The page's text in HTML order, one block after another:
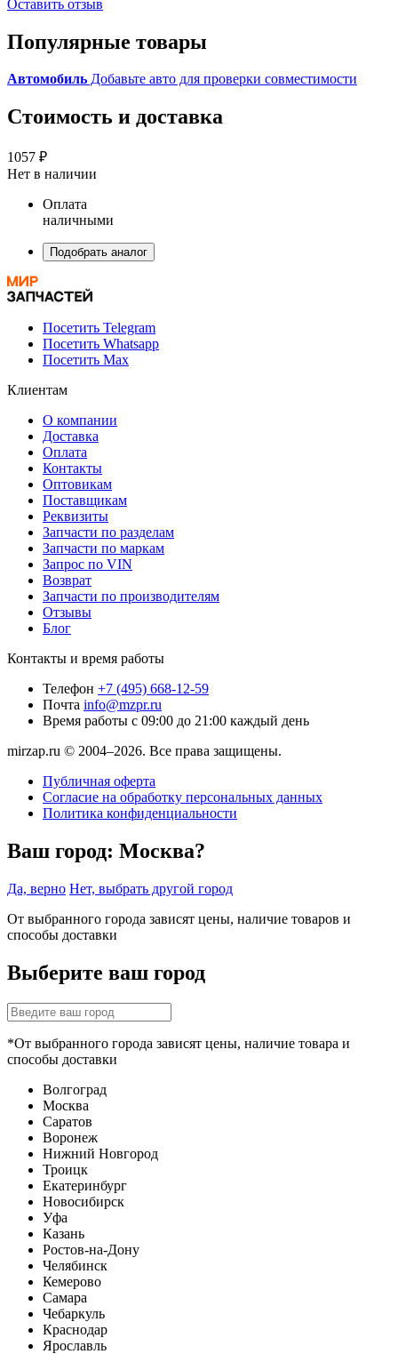
Оставить отзыв
Популярные товары
Автомобиль Добавьте авто для проверки совместимости
Стоимость и доставка
1057 ₽
Нет в наличии
Оплата
наличными
Подобрать аналог
Посетить Telegram
Посетить Whatsapp
Посетить Max
Клиентам
О компании
Доставка
Оплата
Контакты
Оптовикам
Поставщикам
Реквизиты
Запчасти по разделам
Запчасти по маркам
Запрос по VIN
Возврат
Запчасти по производителям
Отзывы
Блог
Контакты и время работы
Телефон +7 (495) 668-12-59
Почта info@mzpr.ru
Время работы с 09:00 до 21:00 каждый день
mirzap.ru © 2004–2026. Все права защищены.
Публичная оферта
Согласие на обработку персональных данных
Политика конфиденциальности
Ваш город: Москва?
Да, верно Нет, выбрать другой город
От выбранного города зависят цены, наличие товаров и
способы доставки
Выберите ваш город
*От выбранного города зависят цены, наличие товара и
способы доставки
Волгоград
Москва
Саратов
Воронеж
Нижний Новгород
Троицк
Екатеринбург
Новосибирск
Уфа
Казань
Ростов-на-Дону
Челябинск
Кемерово
Самара
Чебаркуль
Краснодар
Ярославль